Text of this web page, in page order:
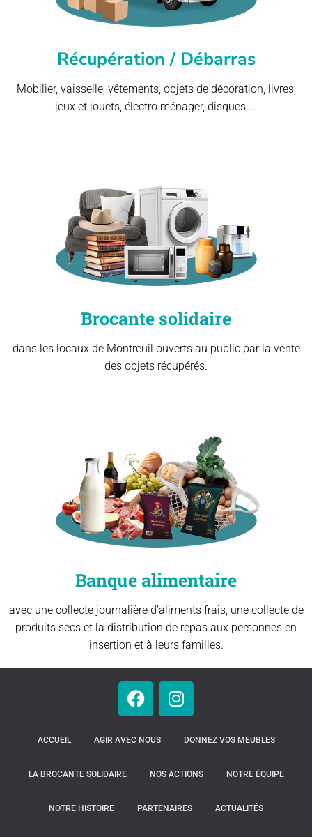
Récupération / Débarras
Mobilier, vaisselle, vêtements, objets de décoration, livres,
jeux et jouets, électro ménager, disques....
Brocante solidaire
dans les locaux de Montreuil ouverts au public par la vente
des objets récupérés.​
Banque alimentaire
avec une collecte journalière d’aliments frais, une collecte de
produits secs et la distribution de repas aux personnes en
insertion et à leurs familles.​
ACCUEIL AGIR AVEC NOUS DONNEZ VOS MEUBLES
LA BROCANTE SOLIDAIRE NOS ACTIONS NOTRE ÉQUIPE
NOTRE HISTOIRE PARTENAIRES ACTUALITÉS